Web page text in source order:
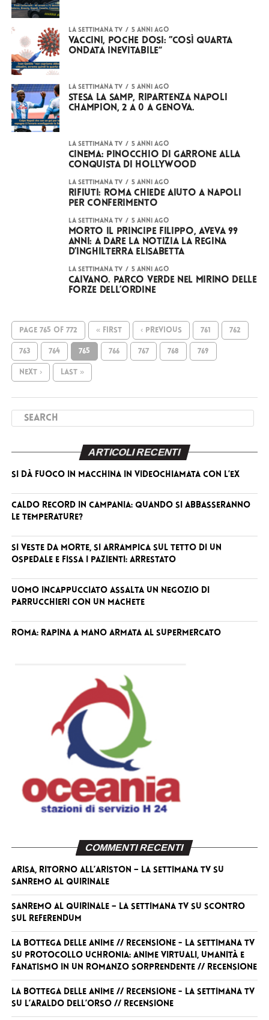
LA SETTIMANA TV 5 anni ago
Vaccini, poche dosi: “Così quarta
ondata inevitabile”
LA SETTIMANA TV 5 anni ago
Stesa la Samp, ripartenza Napoli
Champion, 2 a 0 a Genova.
LA SETTIMANA TV 5 anni ago
Cinema: Pinocchio di Garrone alla
conquista di Hollywood
LA SETTIMANA TV 5 anni ago
Rifiuti: Roma chiede aiuto a Napoli
per conferimento
LA SETTIMANA TV 5 anni ago
Morto il principe Filippo, aveva 99
annI: a dare la notizia la Regina
D’Inghilterra Elisabetta
LA SETTIMANA TV 5 anni ago
Caivano. Parco Verde nel mirino delle
Forze dell’Ordine
PAGE 765 OF 772 « FIRST ‹ PREVIOUS 761 762
763 764 765 766 767 768 769
NEXT › LAST »
ARTICOLI RECENTI
Si dà fuoco in macchina in videochiamata con l’ex
Caldo record in Campania: quando si abbasseranno
le temperature?
Si veste da Morte, si arrampica sul tetto di un
ospedale e fissa i pazienti: arrestato
Uomo incappucciato assalta un negozio di
parrucchieri con un machete
Roma: rapina a mano armata al supermercato
COMMENTI RECENTI
Arisa, ritorno all’Ariston – La Settimana TVsu
Sanremo al Quirinale
Sanremo al Quirinale – La Settimana TVsu Scontro
sul referendum
La Bottega delle Anime // RECENSIONE - La Settimana TV
su Protocollo Uchronia: anime virtuali, umanità e
fanatismo in un romanzo sorprendente // RECENSIONE
La Bottega delle Anime // RECENSIONE - La Settimana TV
su L’Araldo dell’Orso // RECENSIONE